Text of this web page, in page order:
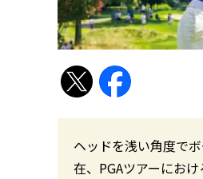
ヘッドを浅い角度で
在、PGAツアーにお